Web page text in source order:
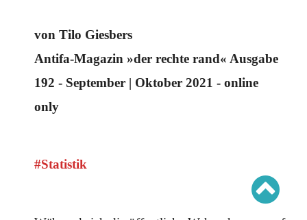
Ausgaben Übersicht
Ausgabe 221
Ausgabe 219
Ausgabe 217
von Tilo Giesbers
Antifa-Magazin »der rechte rand« Ausgabe
192 - September | Oktober 2021 - online
only
#Statistik